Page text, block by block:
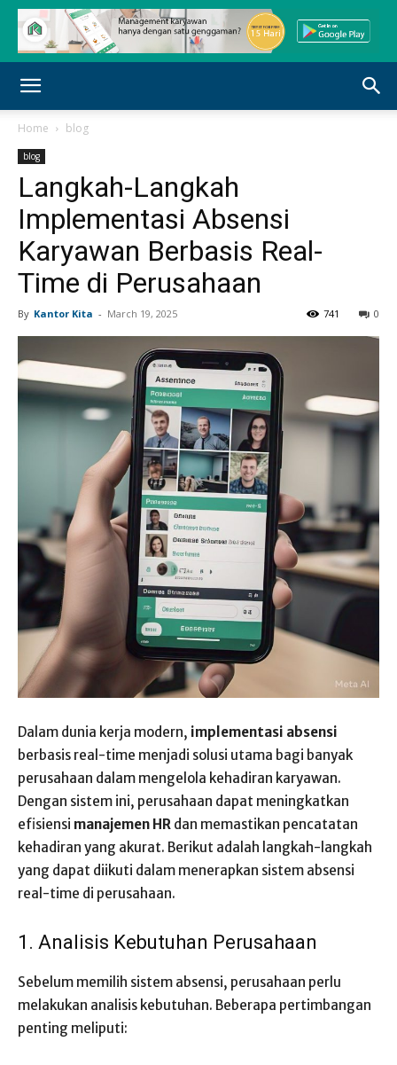
Home blog
blog
Langkah-Langkah
Implementasi Absensi
Karyawan Berbasis Real-
Time di Perusahaan
By Kantor Kita - March 19, 2025 0
741
Dalam dunia kerja modern, implementasi absensi
berbasis real-time menjadi solusi utama bagi banyak
perusahaan dalam mengelola kehadiran karyawan.
Dengan sistem ini, perusahaan dapat meningkatkan
efisiensi manajemen HR dan memastikan pencatatan
kehadiran yang akurat. Berikut adalah langkah-langkah
yang dapat diikuti dalam menerapkan sistem absensi
real-time di perusahaan.
1. Analisis Kebutuhan Perusahaan
Sebelum memilih sistem absensi, perusahaan perlu
melakukan analisis kebutuhan. Beberapa pertimbangan
penting meliputi: